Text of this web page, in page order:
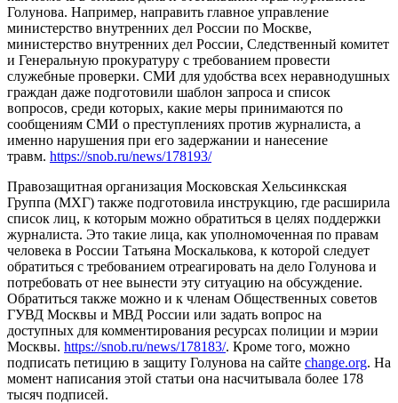
Голунова. Например, направить главное управление
министерство внутренних дел России по Москве,
министерство внутренних дел России, Следственный комитет
и Генеральную прокуратуру с требованием провести
служебные проверки. СМИ для удобства всех неравнодушных
граждан даже подготовили шаблон запроса и список
вопросов, среди которых, какие меры принимаются по
сообщениям СМИ о преступлениях против журналиста, а
именно нарушения при его задержании и нанесение
травм. https://snob.ru/news/178193/
Правозащитная организация Московская Хельсинкская
Группа (МХГ) также подготовила инструкцию, где расширила
список лиц, к которым можно обратиться в целях поддержки
журналиста. Это такие лица, как уполномоченная по правам
человека в России Татьяна Москалькова, к которой следует
обратиться с требованием отреагировать на дело Голунова и
потребовать от нее вынести эту ситуацию на обсуждение.
Обратиться также можно и к членам Общественных советов
ГУВД Москвы и МВД России или задать вопрос на
доступных для комментирования ресурсах полиции и мэрии
Москвы. https://snob.ru/news/178183/. Кроме того, можно
подписать петицию в защиту Голунова на сайте change.org. На
момент написания этой статьи она насчитывала более 178
тысяч подписей.